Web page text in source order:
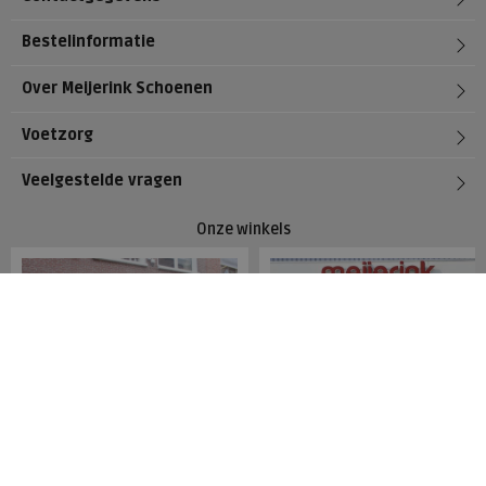
Bestelinformatie
Over Meijerink Schoenen
Voetzorg
Veelgestelde vragen
Onze winkels